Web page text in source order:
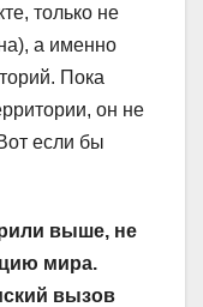
только не
а именно
Пока
он не
если бы
выше, не
мира.
вызов